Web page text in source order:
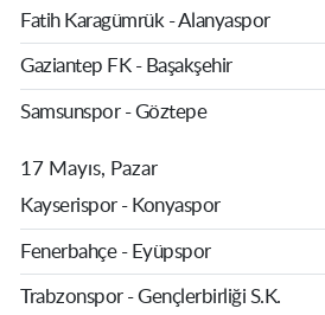
Fatih Karagümrük - Alanyaspor
Gaziantep FK - Başakşehir
Samsunspor - Göztepe
17 Mayıs, Pazar
Kayserispor - Konyaspor
Fenerbahçe - Eyüpspor
Trabzonspor - Gençlerbirliği S.K.